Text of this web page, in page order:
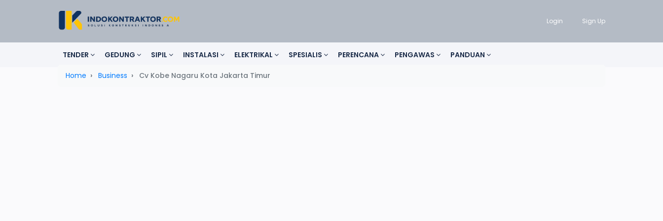
Login Sign Up
TENDER GEDUNG SIPIL INSTALASI ELEKTRIKAL SPESIALIS PERENCANA PENGAWAS PANDUAN
Home Business Cv Kobe Nagaru Kota Jakarta Timur